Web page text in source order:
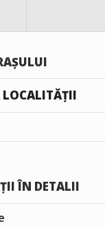
LOCALITĂȚII
ÎN DETALII